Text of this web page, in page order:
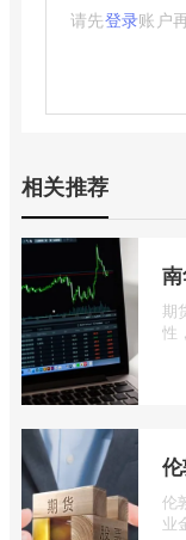
请先登录账户
相关推荐
期
性
伦
业